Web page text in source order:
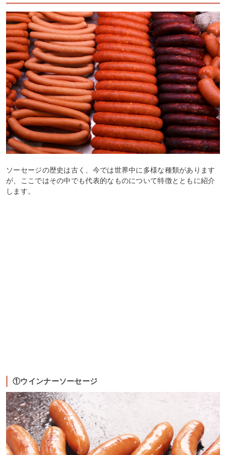
ソーセージの歴史は古く、今では世界中に多様な種類があります
が、ここではその中でも代表的なものについて特徴とともに紹介
します。
①ウインナーソーセージ